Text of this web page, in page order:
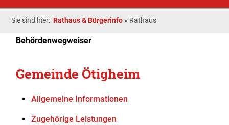
Sie sind hier: Rathaus & Bürgerinfo » Rathaus
Behördenwegweiser
Gemeinde Ötigheim
Allgemeine Informationen
Zugehörige Leistungen